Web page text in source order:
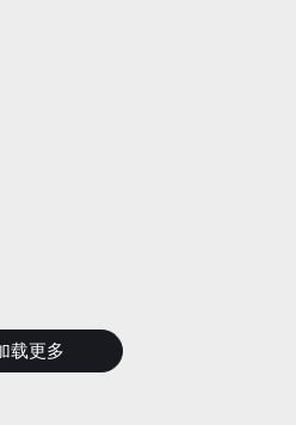
载更多